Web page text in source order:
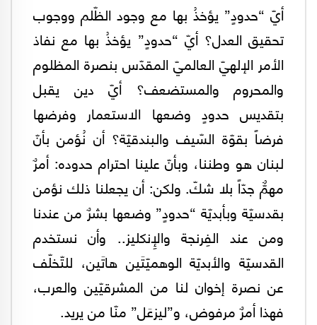
أيّ “حدودٍ” يؤخذُ بها مع وجود الظّلم ووجوب
تحقيق العدل؟ أيّ “حدودٍ” يؤخذُ بها مع نفاذ
الأمر الإلهيّ العالميّ المقدّس بنصرة المظلوم
والمحروم والمستضعف؟ أيّ دين يقبل
بتقديس حدودٍ وضعها الاستعمار وفرضها
فرضاً بقوّة السّيف والبندقيّة؟ أن نُؤمن بأنّ
لبنان هو وطننا، وبأنّ علينا احترام حدوده: أمرٌ
مهمٌّ جدّاً بلا شكّ. ولكن: أن يجعلنا ذلك نؤمن
بقدسيّة وبأبديّة “حدودٍ” وضعها بشرٌ من عندنا
ومن عند الفِرنجة والإِنكليز.. وأن نستخدم
القدسيّة والأبديّة الوهميّتَين هاتَين، للتّخلّف
عن نصرة إخوان لنا من المشرقيّين والعرب،
فهذا أمرٌ مرفوض، و”ليزعَل” منّا من يريد.